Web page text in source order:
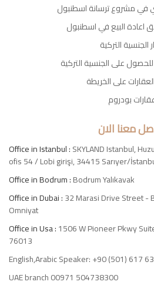
في مشروع ترسانة اسطنبول
اعادة البيع في اسطنبول
الجنسية التركية
على الجنسية التركية
على الخريطة
بودروم
معنا الان
Office in Istanbul :SKYLAND Istanbul,
ofis 54 / Lobi girişi, 34415 Sarıyer/
Office in Bodrum :Bodrum Yalıkavak
Office in Dubai :32 Marasi Drive Street -
Omniyat
Office in Usa :1506 W Pioneer Pkwy
76013
English,Arabic Speaker: +90 (501) 617
UAE branch 00971 504738300